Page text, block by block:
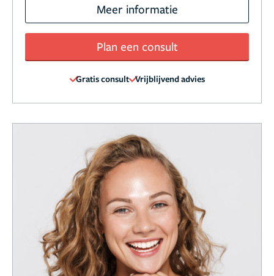
Meer informatie
Plan een consult
Gratis consult Vrijblijvend advies